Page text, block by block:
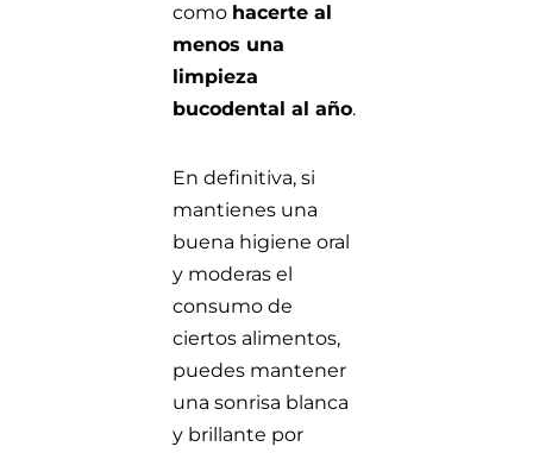
como hacerte al
menos una
limpieza
bucodental al año.
En definitiva, si
mantienes una
buena higiene oral
y moderas el
consumo de
ciertos alimentos,
puedes mantener
una sonrisa blanca
y brillante por